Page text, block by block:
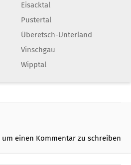
Eisacktal
Pustertal
Überetsch-Unterland
Vinschgau
Wipptal
um einen Kommentar zu schreiben